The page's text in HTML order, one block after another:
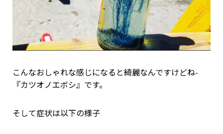
こんなおしゃれな感じになると綺麗なんですけどね-
『カツオノエボシ』です。
そして症状は以下の様子